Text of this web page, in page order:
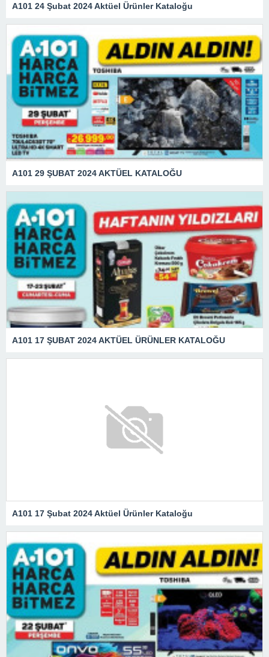
A101 24 Şubat 2024 Aktüel Ürünler Kataloğu
A101 29 ŞUBAT 2024 AKTÜEL KATALOĞU
A101 17 ŞUBAT 2024 AKTÜEL ÜRÜNLER KATALOĞU
A101 17 Şubat 2024 Aktüel Ürünler Kataloğu